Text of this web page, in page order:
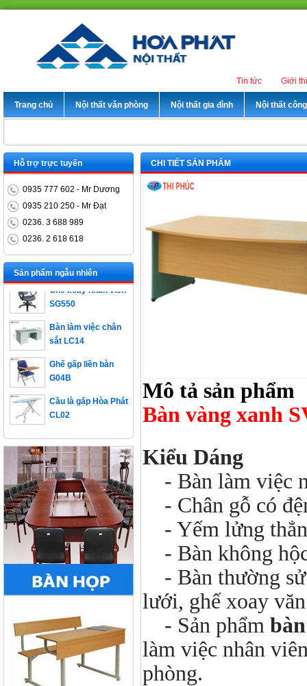
Giới
Tin tức
Trang chủ Nội thất văn phòng Nội thất gia đình Nội thất
CHI TIẾT SẢN PHẨM
Mô tả sản phẩm
Bàn vàng xanh
Kiểu Dáng
- Bàn làm việc
- Chân gỗ có
- Yếm lửng
- Bàn không
- Bàn thường
lưới, ghế xoay
- Sản phẩm
làm việc nhân
phòng.
Hỗ trợ trực tuyến
0935 777 602 - Mr Dương
0935 210 250 - Mr Đạt
0236. 3 688 989
0236. 2 618 618
Sản phẩm ngẫu nhiên
Bàn trưởng phòng
ET1400D
Ghế xoay nhân viên
SG550
sắt LC14
G04B
CL02